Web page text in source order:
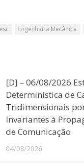
Engenharia Mecânica
[D] – 06/08/2026
Determinística de
Tridimensionais
Invariantes à
de Comunicação
04/08/2026